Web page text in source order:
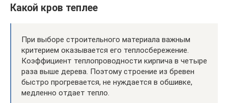
Какой кров теплее
При выборе строительного материала важным
критерием оказывается его теплосбережение.
Коэффициент теплопроводности кирпича в четыре
раза выше дерева. Поэтому строение из бревен
быстро прогревается, не нуждается в обшивке,
медленно отдает тепло.